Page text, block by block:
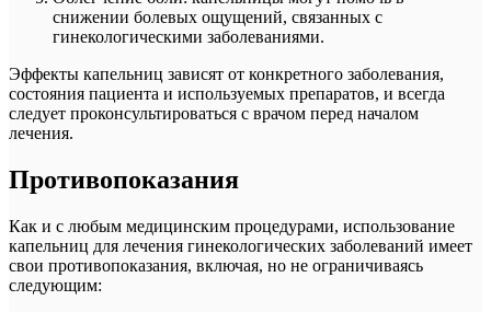
снижении болевых ощущений, связанных с
гинекологическими заболеваниями.
Эффекты капельниц зависят от конкретного заболевания,
состояния пациента и используемых препаратов, и всегда
следует проконсультироваться с врачом перед началом
лечения.
Противопоказания
Как и с любым медицинским процедурами, использование
капельниц для лечения гинекологических заболеваний имеет
свои противопоказания, включая, но не ограничиваясь
следующим: